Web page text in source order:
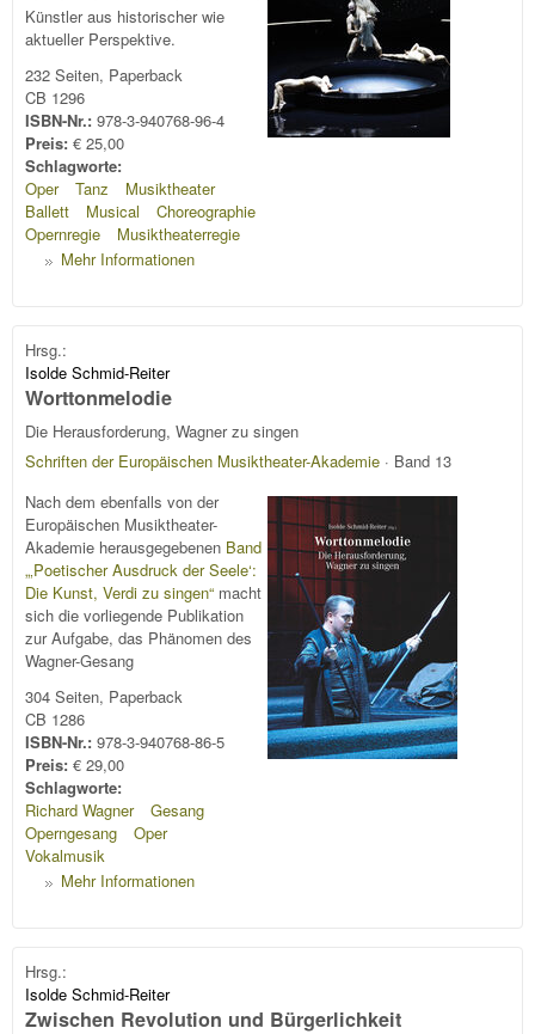
Künstler aus historischer wie
aktueller Perspektive.
232 Seiten, Paperback
CB 1296
ISBN-Nr.: 978-3-940768-96-4
Preis: € 25,00
Schlagworte:
Oper
Tanz
Musiktheater
Ballett
Musical
Choreographie
Opernregie
Musiktheaterregie
Mehr Informationen
Hrsg.:
Isolde Schmid-Reiter
Worttonmelodie
Die Herausforderung, Wagner zu singen
Schriften der Europäischen Musiktheater-Akademie · Band 13
Nach dem ebenfalls von der
Europäischen Musiktheater-
Akademie herausgegebenen Band
„‚Poetischer Ausdruck der Seele‘:
Die Kunst, Verdi zu singen“ macht
sich die vorliegende Publikation
zur Aufgabe, das Phänomen des
Wagner-Gesang
304 Seiten, Paperback
CB 1286
ISBN-Nr.: 978-3-940768-86-5
Preis: € 29,00
Schlagworte:
Richard Wagner
Gesang
Operngesang
Oper
Vokalmusik
Mehr Informationen
Hrsg.:
Isolde Schmid-Reiter
Zwischen Revolution und Bürgerlichkeit